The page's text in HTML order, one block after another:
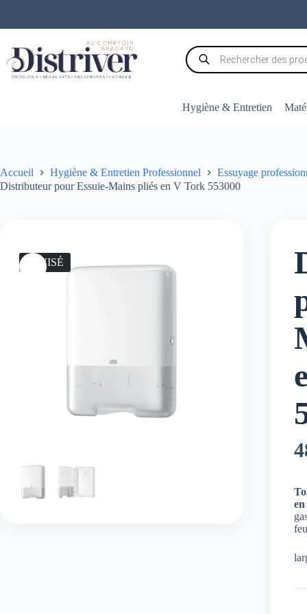
contenu
Recherche
de
produits
Hygiène & Entretien
Accueil Hygiène & Entretien Professionnel
Essuyage
Distributeur pour Essuie-Mains pliés en V Tork 553000
ÉPUISÉ